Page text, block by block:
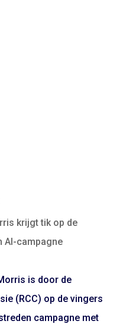
krijgt tik op de
AI-campagne
is door de
(RCC) op de vingers
campagne met